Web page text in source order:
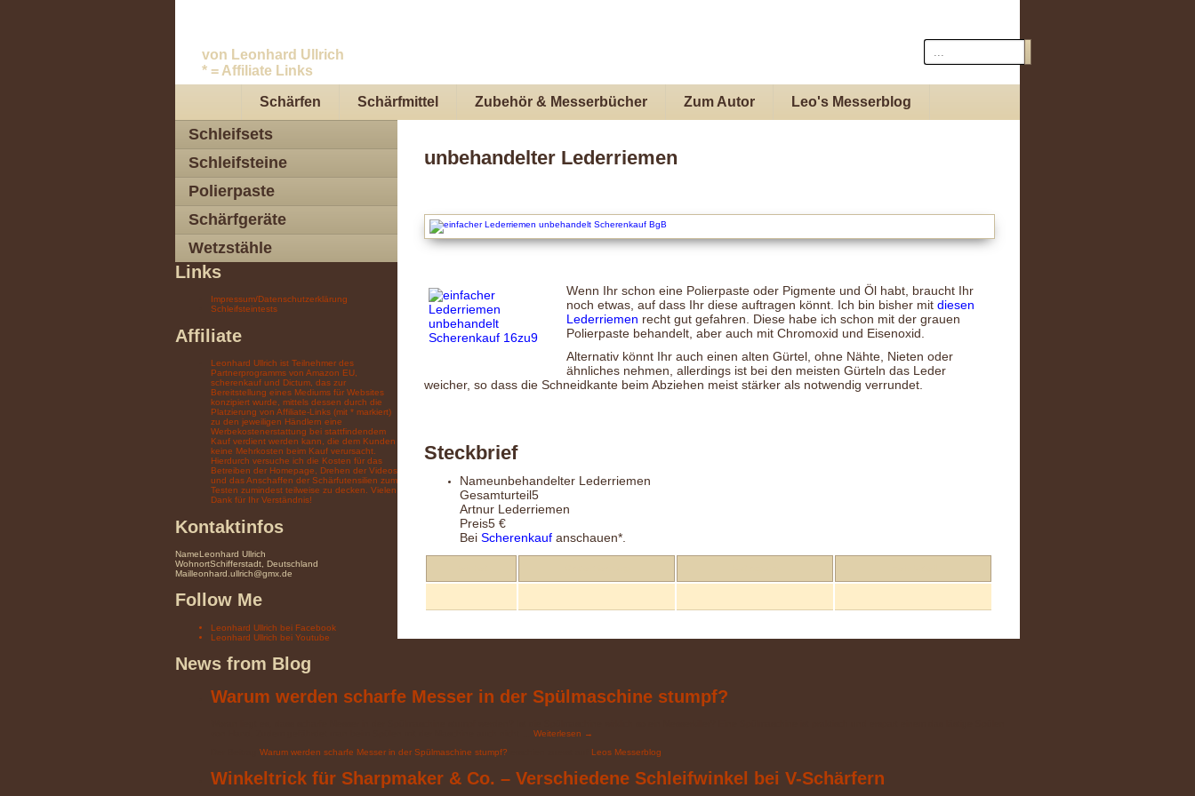
von Leonhard Ullrich
* = Affiliate Links
Schärfen Schärfmittel Zubehör & Messerbücher Zum Autor Leo's Messerblog
unbehandelter Lederriemen
Wenn Ihr schon eine Polierpaste oder Pigmente und Öl habt, braucht Ihr
noch etwas, auf dass Ihr diese auftragen könnt. Ich bin bisher mit diesen
Lederriemen recht gut gefahren. Diese habe ich schon mit der grauen
Polierpaste behandelt, aber auch mit Chromoxid und Eisenoxid.
Alternativ könnt Ihr auch einen alten Gürtel, ohne Nähte, Nieten oder
ähnliches nehmen, allerdings ist bei den meisten Gürteln das Leder
weicher, so dass die Schneidkante beim Abziehen meist stärker als notwendig verrundet.
Steckbrief
Nameunbehandelter Lederriemen
Gesamturteil5
Artnur Lederriemen
Preis5 €
Bei Scherenkauf anschauen*.
Schleifsets
Schleifsteine
Polierpaste
Schärfgeräte
Wetzstähle
Links
Impressum/Datenschutzerklärung
Schleifsteintests
Affiliate
Leonhard Ullrich ist Teilnehmer des
Partnerprogramms von Amazon EU,
scherenkauf und Dictum, das zur
Bereitstellung eines Mediums für Websites
konzipiert wurde, mittels dessen durch die
Platzierung von Affiliate-Links (mit * markiert)
zu den jeweiligen Händlern eine
Werbekostenerstattung bei stattfindendem
Kauf verdient werden kann, die dem Kunden
keine Mehrkosten beim Kauf verursacht.
Hierdurch versuche ich die Kosten für das
Betreiben der Homepage, Drehen der Videos
und das Anschaffen der Schärfutensilien zum
Testen zumindest teilweise zu decken. Vielen
Dank für Ihr Verständnis!
Kontaktinfos
NameLeonhard Ullrich
WohnortSchifferstadt, Deutschland
Mailleonhard.ullrich@gmx.de
Follow Me
Leonhard Ullrich bei Facebook
Leonhard Ullrich bei Youtube
News from Blog
Warum werden scharfe Messer in der Spülmaschine stumpf?
Weiterlesen →
Warum werden scharfe Messer in der Spülmaschine stumpf? Leos Messerblog
Winkeltrick für Sharpmaker & Co. – Verschiedene Schleifwinkel bei V-Schärfern